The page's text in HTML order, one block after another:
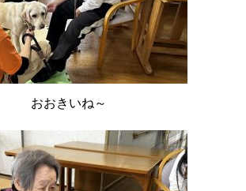
おおきいね～